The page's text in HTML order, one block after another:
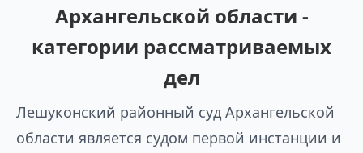
Архангельской области -
категории рассматриваемых
дел
Лешуконский районный суд Архангельской
области является судом первой инстанции и